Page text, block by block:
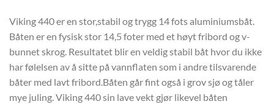
Viking 440 er en stor,stabil og trygg 14 fots aluminiumsbåt.
Båten er en fysisk stor 14,5 foter med et høyt fribord og v-
bunnet skrog. Resultatet blir en veldig stabil båt hvor du ikke
har følelsen av å sitte på vannflaten som i andre tilsvarende
båter med lavt fribord.Båten går fint også i grov sjø og tåler
mye juling. Viking 440 sin lave vekt gjør likevel båten